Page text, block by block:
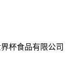
杯食品有限公司